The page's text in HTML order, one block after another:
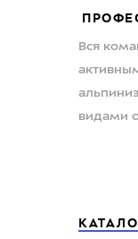
Вся
видами